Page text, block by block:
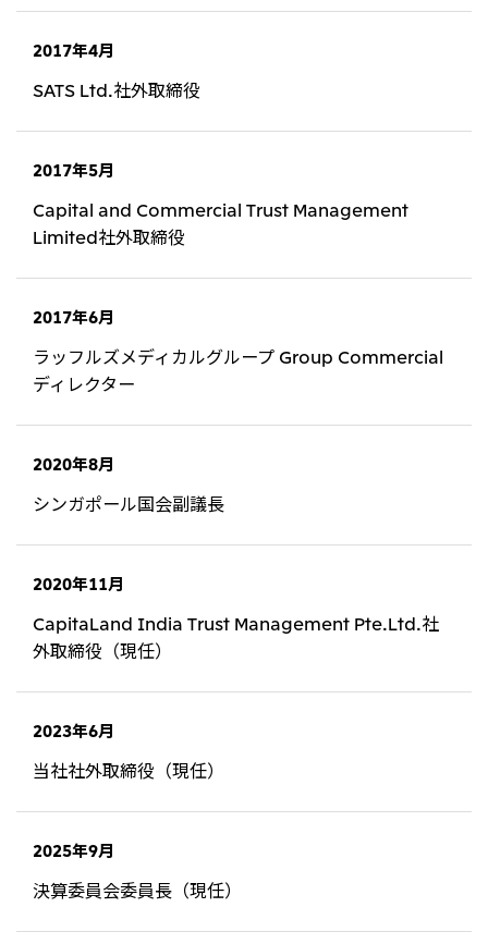
豪州三井物産株式会社
2017年4月
SATS Ltd.社外取締役
2017年5月
Capital and Commercial Trust Management
Limited社外取締役
2017年6月
ラッフルズメディカルグループ Group Commercial
ディレクター
2020年8月
シンガポール国会副議長
2020年11月
CapitaLand India Trust Management Pte.Ltd.社
外取締役（現任）
2023年6月
当社社外取締役（現任）
2025年9月
決算委員会委員長（現任）